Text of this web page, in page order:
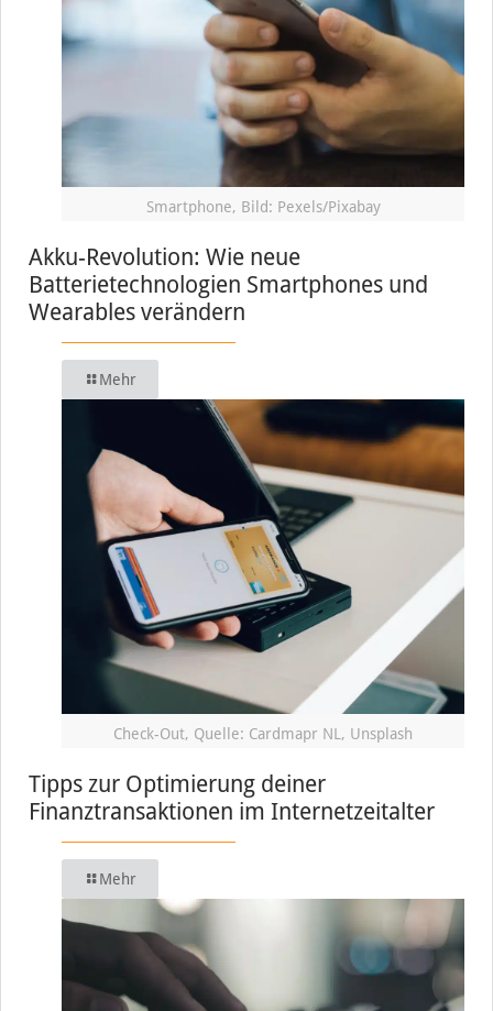
Smartphone, Bild: Pexels/Pixabay
Akku-Revolution: Wie neue
Batterietechnologien Smartphones und
Wearables verändern
Mehr
Check-Out, Quelle: Cardmapr NL, Unsplash
Tipps zur Optimierung deiner
Finanztransaktionen im Internetzeitalter
Mehr